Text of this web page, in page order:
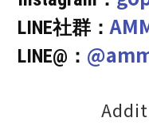
LINE社群：
LINE@：